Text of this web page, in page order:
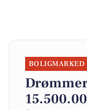
BOLIGMARKED